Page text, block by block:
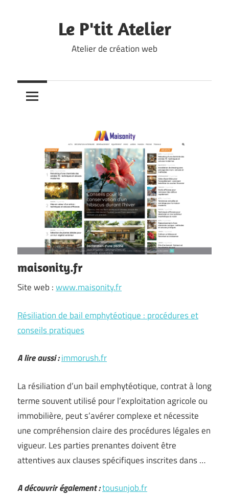
Le P'tit Atelier
Atelier de création web
maisonity.fr
Site web :www.maisonity.fr
Résiliation de bail emphytéotique : procédures et
conseils pratiques
A lire aussi :immorush.fr
La résiliation d’un bail emphytéotique, contrat à long
terme souvent utilisé pour l’exploitation agricole ou
immobilière, peut s’avérer complexe et nécessite
une compréhension claire des procédures légales en
vigueur. Les parties prenantes doivent être
attentives aux clauses spécifiques inscrites dans …
A découvrir également :tousunjob.fr